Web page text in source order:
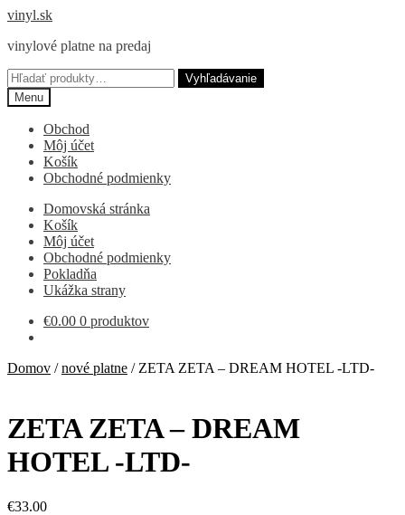
Preskočiť
navigáciu
Preskočiť
obsah
vinyl.sk
vinylové platne na predaj
Hľadať:
Vyhľadávanie
Menu
Obchod
Môj účet
Košík
Obchodné podmienky
Domovská stránka
Košík
Môj účet
Obchodné podmienky
Pokladňa
Ukážka strany
€0.00 0 produktov
Domov /nové platne / ZETA ZETA – DREAM HOTEL -LTD-
ZETA ZETA – DREAM
HOTEL -LTD-
€33.00